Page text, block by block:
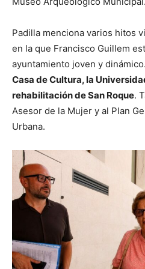
Padilla menciona varios hitos
en la que Francisco Guillem
ayuntamiento joven y
Casa de Cultura, la
rehabilitación de San Roque.
Asesor de la Mujer y al Plan
Urbana.